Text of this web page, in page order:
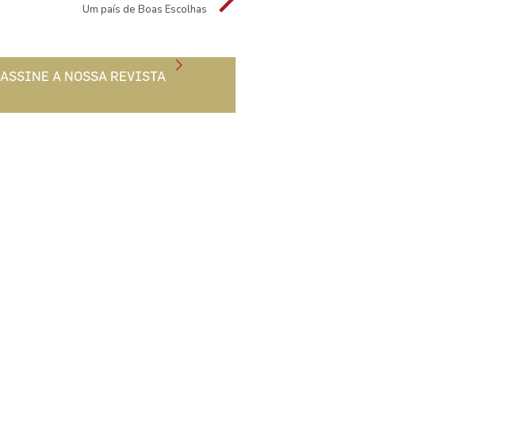
Um país de Boas Escolhas
ASSINE A NOSSA REVISTA